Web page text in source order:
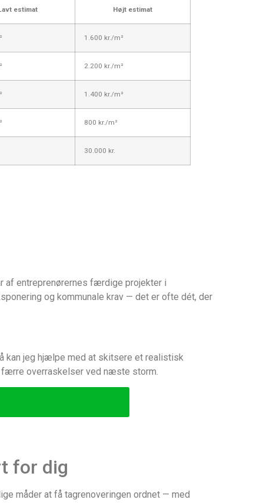
estimat Højt estimat
1.600 kr./m²
2.200 kr./m²
1.400 kr./m²
800 kr./m²
30.000 kr.
af entreprenørernes færdige projekter i
og kommunale krav — det er ofte dét, der
kan jeg hjælpe med at skitsere et realistisk
færre overraskelser ved næste storm.
for dig
måder at få tagrenoveringen ordnet — med